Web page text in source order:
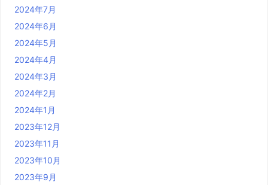
2024年7月
2024年6月
2024年5月
2024年4月
2024年3月
2024年2月
2024年1月
2023年12月
2023年11月
2023年10月
2023年9月